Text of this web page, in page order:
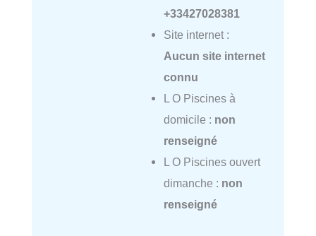
+33427028381
Site internet :
Aucun site internet
connu
L O Piscines à
domicile : non
renseigné
L O Piscines ouvert
dimanche : non
renseigné